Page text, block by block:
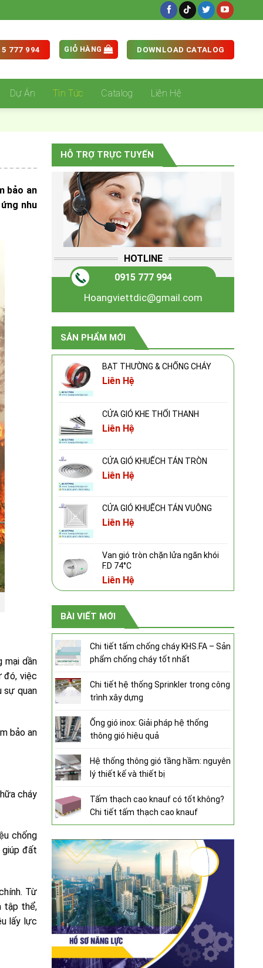
777 994 GIỎ HÀNG DOWNLOAD CATALOG
Dự Án Tin Tức Catalog Liên Hệ
bảo an
nhu
mại dần
đó, việc
sự quan
bảo an
cháy
chống
giúp đất
Từ
tập thể,
lấy lực
HỖ TRỢ TRỰC TUYẾN
HOTLINE
0915 777 994
Hoangviettdic@gmail.com
SẢN PHẨM MỚI
BẠT THƯỜNG & CHỐNG CHÁY
Liên Hệ
CỬA GIÓ KHE THỔI THANH
Liên Hệ
CỬA GIÓ KHUẾCH TÁN TRÒN
Liên Hệ
CỬA GIÓ KHUẾCH TÁN VUÔNG
Liên Hệ
Van gió tròn chặn lửa ngăn khói
F.D 74°C
Liên Hệ
BÀI VIẾT MỚI
Chi tiết tấm chống cháy KHS.FA – Sản
phẩm chống cháy tốt nhất
Chi tiết hệ thống Sprinkler trong công
trình xây dựng
Ống gió inox: Giải pháp hệ thống
thông gió hiệu quả
Hệ thống thông gió tầng hầm: nguyên
lý thiết kế và thiết bị
Tấm thạch cao knauf có tốt không?
Chi tiết tấm thạch cao knauf